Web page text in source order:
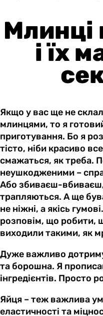
Млинці
і їх
Якщо у вас ще не
млинцями, то я
приготування. Бо я
тісто, ніби красиво
смажаться, як треба.
неушкодженими –
Або збиваєш-
трапляються. А ще
не ніжні, а якісь
розповім, що робити,
виходили такими, як
Дуже важливо
та борошна. Я
інгредієнтів. Просто
Яйця – теж важлива
еластичності та